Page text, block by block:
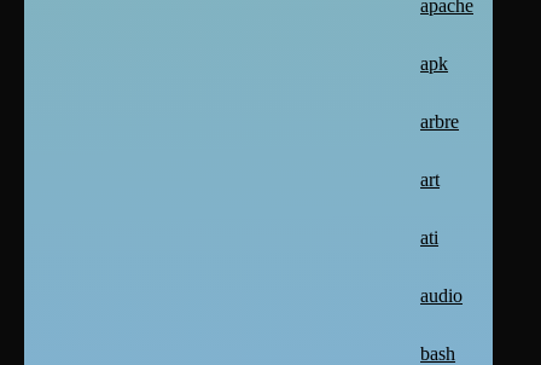
apache2
apk
arbre
art
ati
audio
bash